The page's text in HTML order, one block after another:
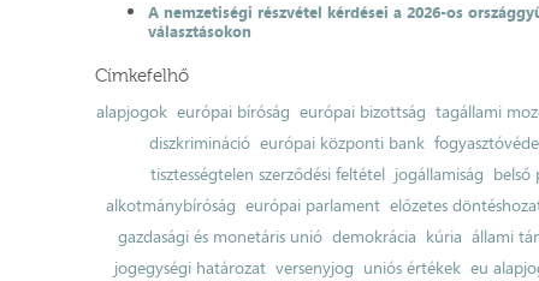
A nemzetiségi részvétel kérdései a 2026-os
választásokon
Címkefelhő
alapjogok európai bíróság európai bizottság tagállami
diszkrimináció európai központi bank
tisztességtelen szerződési feltétel jogállamiság belső
alkotmánybíróság európai parlament előzetes
gazdasági és monetáris unió demokrácia kúria állami
jogegységi határozat versenyjog uniós értékek eu